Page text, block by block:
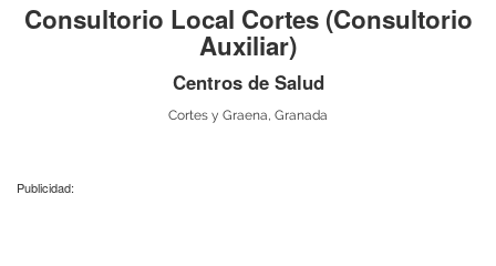
Consultorio Local Cortes (Consultorio
Auxiliar)
Centros de Salud
Cortes y Graena, Granada
Publicidad: